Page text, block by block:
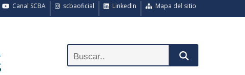
Mapa del sitio
LinkedIn
scbaoficial
Canal SCBA